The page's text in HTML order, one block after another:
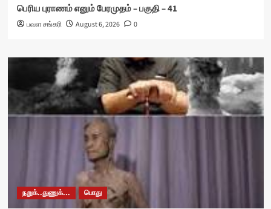
பெரிய புராணம் எனும் பேரமுதம் – பகுதி – 41
பவள சங்கரி August 6, 2026 0
நறுக்..துணுக்... பொது